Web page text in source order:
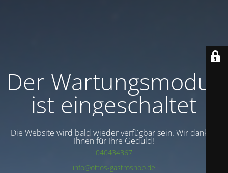
Der Wartungsmodus
ist eingeschaltet
Die Website wird bald wieder verfügbar sein. Wir danken
Ihnen für Ihre Geduld!
040434867
info@ottos-gastroshop.de